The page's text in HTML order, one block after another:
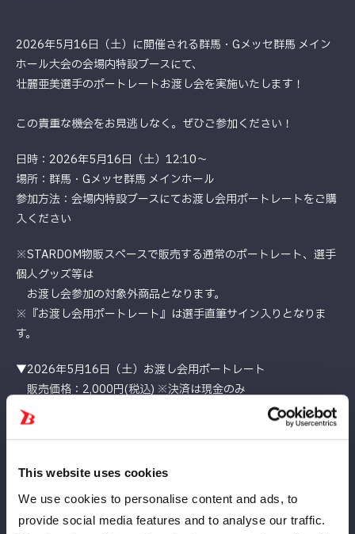
This website uses cookies
We use cookies to personalise content and ads, to
provide social media features and to analyse our traffic.
2026年5月16日（土）に開催される群馬・Gメッセ群馬 メイン
ホール大会の会場内特設ブースにて、
壮麗亜美選手のポートレートお渡し会を実施いたします！
この貴重な機会をお見逃しなく。ぜひご参加ください！
日時：2026年5月16日（土）12:10～
場所：群馬・Gメッセ群馬 メインホール
参加方法：会場内特設ブースにてお渡し会用ポートレートをご購
入ください
※STARDOM物販スペースで販売する通常のポートレート、選手
個人グッズ等は
お渡し会参加の対象外商品となります。
※『お渡し会用ポートレート』は選手直筆サイン入りとなりま
す。
▼2026年5月16日（土）お渡し会用ポートレート
販売価格：2,000円(税込) ※決済は現金のみ
【お渡し会注意事項】
※選手・スタッフへの暴力行為、暴言、誹謗中傷、公序良俗に反
する発言等を確認した場合、
す。
その他、各種ルールをお守りいただけないお客様についても、悪